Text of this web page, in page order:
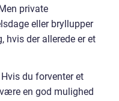
private
eller bryllupper
hvis der allerede er et
du forventer et
en god mulighed